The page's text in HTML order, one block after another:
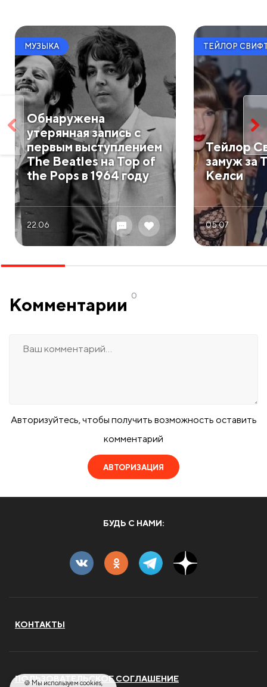
МУЗЫКА
Обнаружена
утерянная запись с
первым выступлением
The Beatles на Top of
the Pops в 1964 году
22.06
ТЕЙЛОР
Тейлор
замуж за
Келси
05.07
Комментарии 0
Авторизуйтесь, чтобы получить возможность оставить
комментарий
АВТОРИЗАЦИЯ
БУДЬ С НАМИ:
КОНТАКТЫ
ПОЛЬЗОВАТЕЛЬСКОЕ СОГЛАШЕНИЕ
🍪 Мы используем cookies,